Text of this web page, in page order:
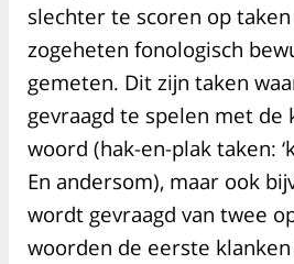
slechter te scoren op
zogeheten fonologisch
gemeten. Dit zijn taken
gevraagd te spelen met de
woord (hak-en-plak taken:
En andersom), maar ook
wordt gevraagd van twee
woorden de eerste